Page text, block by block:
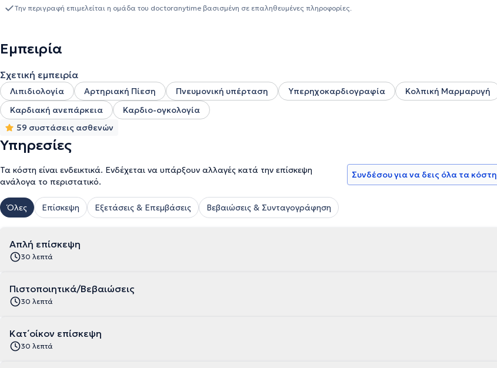
College Hospital του Λονδίνου υπό τον καθηγητή Κύπρο Νικολαΐδη. Συμμετείχε στην πολυκεντρική μελέτη PRE-ECLAMPSIA
Την περιγραφή επιμελείται η ομάδα του doctoranytime βασισμένη σε επαληθευμένες πληροφορίες.
Εμπειρία
Σχετική εμπειρία
Λιπιδιολογία Αρτηριακή Πίεση Πνευμονική υπέρταση Υπερηχοκαρδιογραφία
Κολπική Μαρμαρυγή
Καρδιακή ανεπάρκεια
Καρδιο-ογκολογία
59 συστάσεις ασθενών
Υπηρεσίες
Τα κόστη είναι ενδεικτικά. Ενδέχεται να υπάρξουν αλλαγές κατά την επίσκεψη
ανάλογα το περιστατικό.
Συνδέσου για να δεις όλα τα κόστη
Όλες Επίσκεψη Εξετάσεις & Επεμβάσεις Βεβαιώσεις & Συνταγογράφηση
Απλή επίσκεψη
30 λεπτά
Πιστοποιητικά/Βεβαιώσεις
30 λεπτά
Κατ΄οίκον επίσκεψη
30 λεπτά